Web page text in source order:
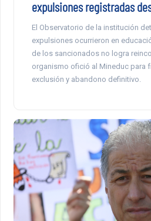
expulsiones registradas
El Observatorio de la institución
expulsiones ocurrieron en
de los sancionados no logra
organismo ofició al Mineduc para
exclusión y abandono definitivo.